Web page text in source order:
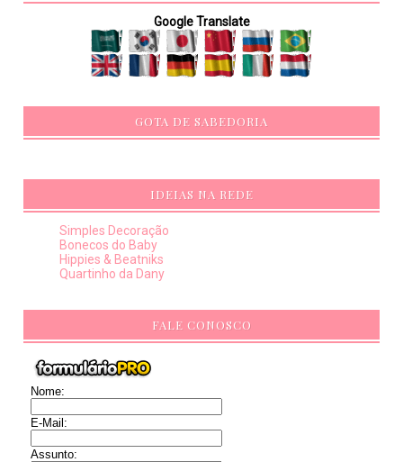
Google Translate
GOTA DE SABEDORIA
IDEIAS NA REDE
Simples Decoração
Bonecos do Baby
Hippies & Beatniks
Quartinho da Dany
FALE CONOSCO
Nome:
E-Mail:
Assunto: